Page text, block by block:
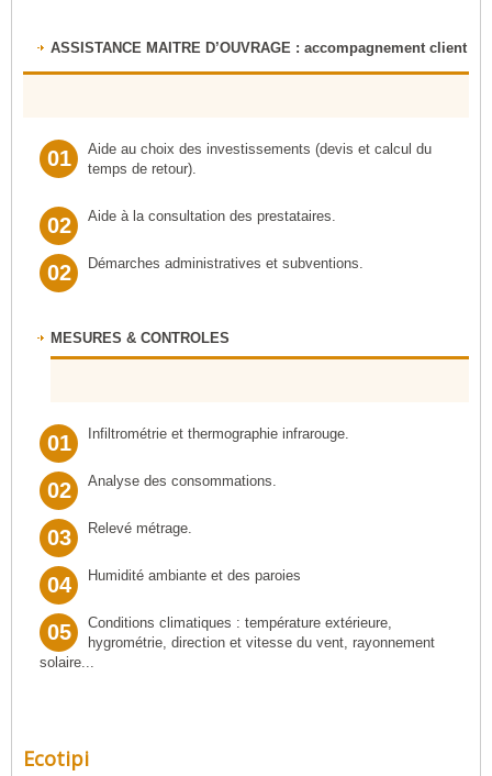
ASSISTANCE MAITRE D’OUVRAGE : accompagnement client
01
Aide au choix des investissements (devis et calcul du
temps de retour).
02 Aide à la consultation des prestataires.
02 Démarches administratives et subventions.
MESURES & CONTROLES
01 Infiltrométrie et thermographie infrarouge.
02 Analyse des consommations.
03 Relevé métrage.
04 Humidité ambiante et des paroies
05
Conditions climatiques : température extérieure,
hygrométrie, direction et vitesse du vent, rayonnement
solaire...
Ecotipi